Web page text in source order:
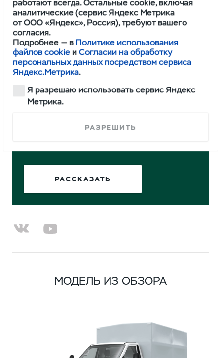
полным приводом.
Это не первый раз, когда УАЗ пытаются
переоборудовать в дом для путешествий. Не так
давно итальянская дизайн-
студияпревратила
«Буханку» в компактный
Понравился обзор? Вы можете стать
РАССКАЗАТЬ
МОДЕЛЬ ИЗ ОБЗОРА
работают всегда. Остальные cookie, включая
аналитические (сервис Яндекс Метрика
от ООО «Яндекс», Россия), требуют вашего
согласия.
Подробнее — в Политике использования
файлов cookie иСогласии на обработку
персональных данных посредством сервиса
Яндекс.Метрика.
Я разрешаю использовать сервис Яндекс
Метрика.
РАЗРЕШИТЬ